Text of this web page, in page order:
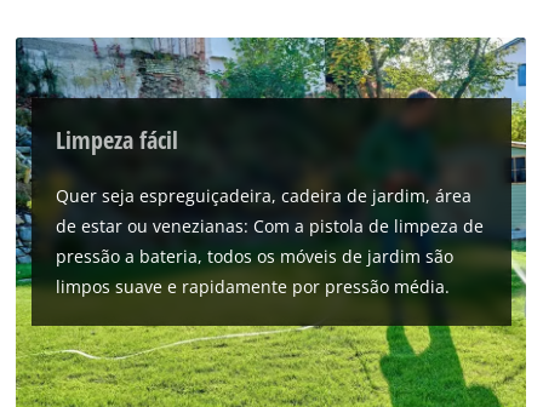
Limpeza fácil
Quer seja espreguiçadeira, cadeira de jardim, área
de estar ou venezianas: Com a pistola de limpeza de
pressão a bateria, todos os móveis de jardim são
limpos suave e rapidamente por pressão média.